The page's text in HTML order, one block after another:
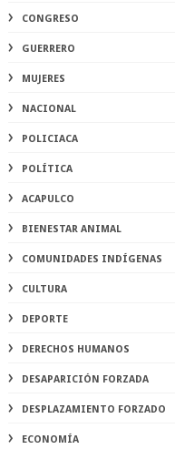
CONGRESO
GUERRERO
MUJERES
NACIONAL
POLICIACA
POLÍTICA
ACAPULCO
BIENESTAR ANIMAL
COMUNIDADES INDÍGENAS
CULTURA
DEPORTE
DERECHOS HUMANOS
DESAPARICIÓN FORZADA
DESPLAZAMIENTO FORZADO
ECONOMÍA